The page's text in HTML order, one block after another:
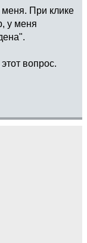
При клике
у меня
вопрос.